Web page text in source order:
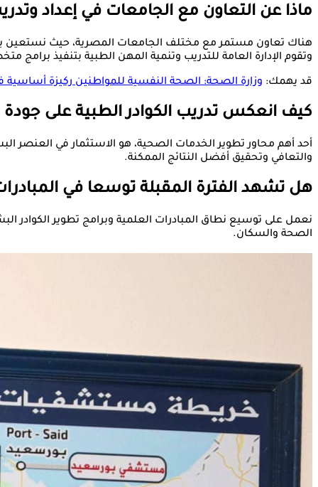
ماذا عن التعاون مع الجامعات في إعداد
هناك تعاون مستمر مع مختلف الجامعات المصرية، حيث نستعين
وتقوم الإدارة العامة للتدريب وتنمية المهن الطبية بتنفيذ
قد يهمك: وزارة الصحة: الصحة النفسية للمواطنين ركيزة أساسية
كيف انعكس تدريب الكوادر الطبية على
أحد أهم محاور تطوير الخدمات الصحية، هو الاستثمار في
والتعافي وتحقيق أفضل النتائج الممكنة.
هل تشهد الفترة المقبلة توسعا في
نعمل على توسيع نطاق المبادرات العلمية وبرامج تطوير
الصحة والسكان.